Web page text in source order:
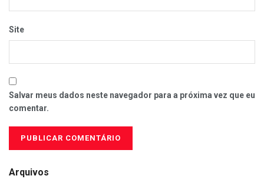
Site
Salvar meus dados neste navegador para a próxima vez que eu
comentar.
Arquivos